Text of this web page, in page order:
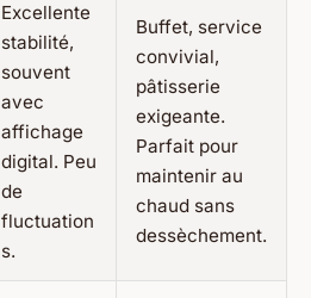
Excellente
stabilité,
souvent
avec
affichage
digital. Peu
de
fluctuation
s.
Buffet, service
convivial,
pâtisserie
exigeante.
Parfait pour
maintenir au
chaud sans
dessèchement.